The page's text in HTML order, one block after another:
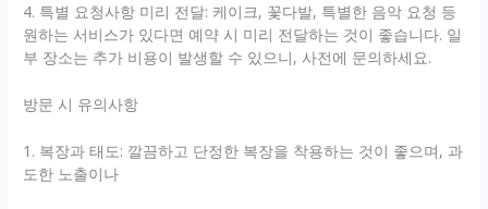
4. 특별 요청사항 미리 전달: 케이크, 꽃다발, 특별한 음악 요청 등
원하는 서비스가 있다면 예약 시 미리 전달하는 것이 좋습니다. 일
부 장소는 추가 비용이 발생할 수 있으니, 사전에 문의하세요.
방문 시 유의사항
1. 복장과 태도: 깔끔하고 단정한 복장을 착용하는 것이 좋으며, 과
도한 노출이나